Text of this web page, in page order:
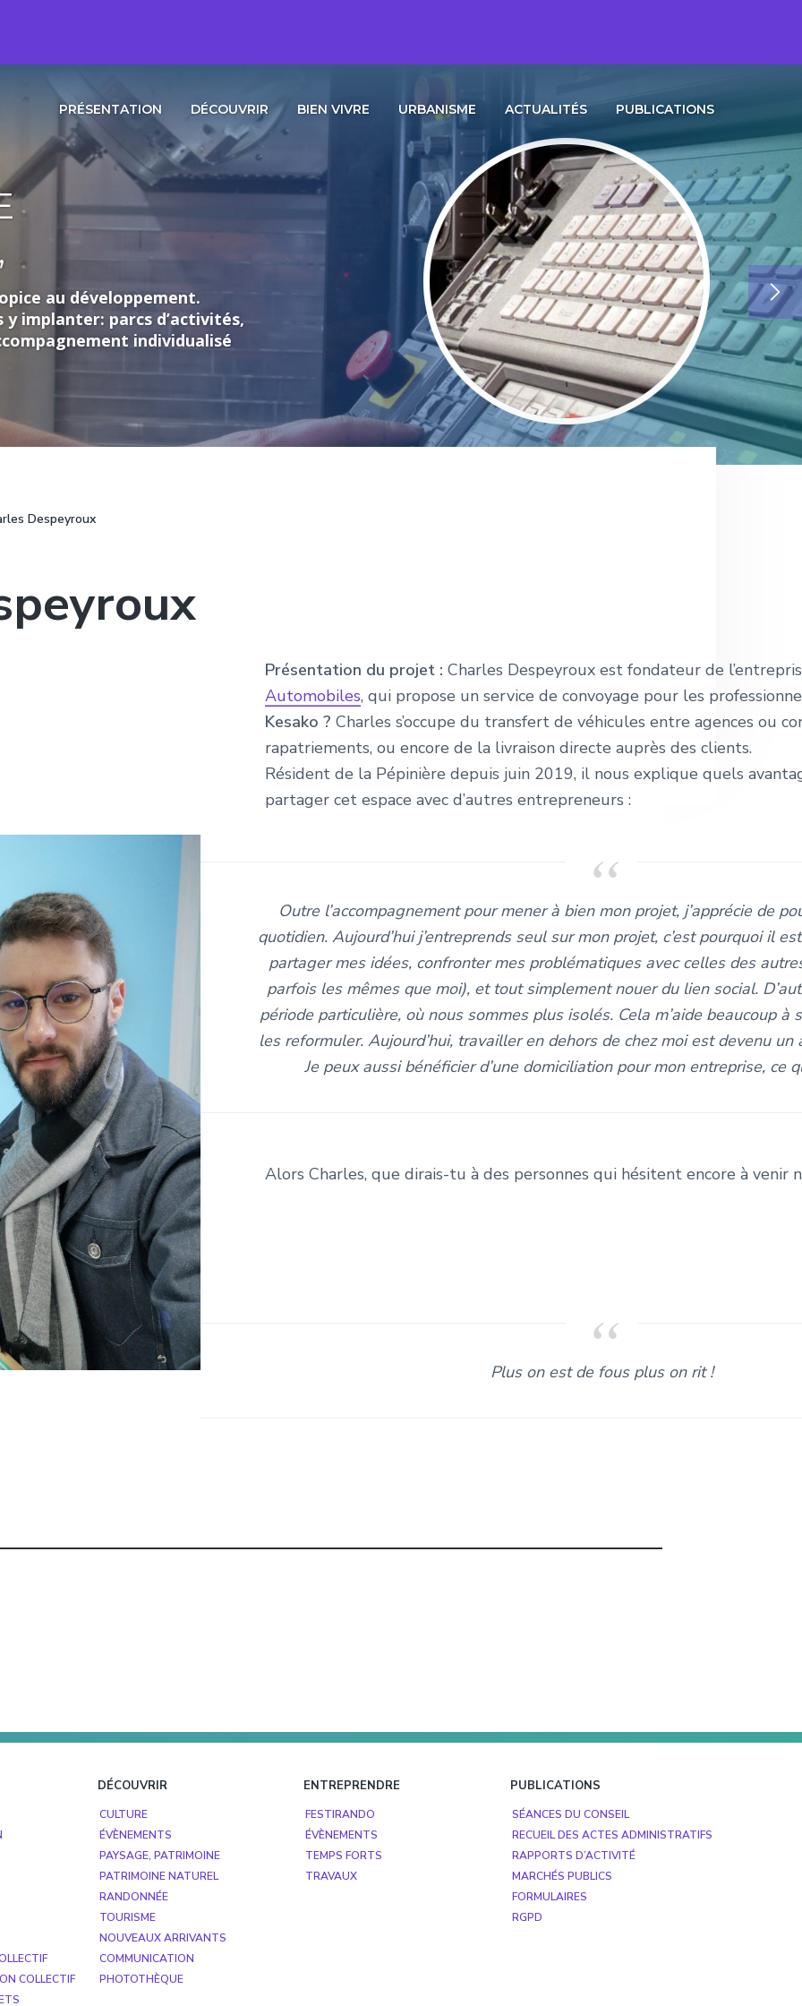
PRÉSENTATION DÉCOUVRIR BIEN VIVRE URBANISME ACTUALITÉS PUBLICATIONS
d’activités,
individualisé
Despeyroux
Présentation du projet : Charles Despeyroux est fondateur de
Automobiles, qui propose un service de convoyage pour les
Kesako ? Charles s’occupe du transfert de véhicules entre agences ou
rapatriements, ou encore de la livraison directe auprès des clients.
Résident de la Pépinière depuis juin 2019, il nous explique quels
partager cet espace avec d’autres entrepreneurs :
Outre l’accompagnement pour mener à bien mon projet, j’apprécie de
quotidien. Aujourd’hui j’entreprends seul sur mon projet, c’est pourquoi il
partager mes idées, confronter mes problématiques avec celles des
parfois les mêmes que moi), et tout simplement nouer du lien social.
période particulière, où nous sommes plus isolés. Cela m’aide beaucoup à
les reformuler. Aujourd’hui, travailler en dehors de chez moi est devenu
Je peux aussi bénéficier d’une domiciliation pour mon entreprise, ce
Alors Charles, que dirais-tu à des personnes qui hésitent encore à venir
Plus on est de fous plus on rit !
COLLECTIF
DÉCOUVRIR
CULTURE
ÉVÈNEMENTS
PAYSAGE, PATRIMOINE
PATRIMOINE NATUREL
RANDONNÉE
TOURISME
NOUVEAUX ARRIVANTS
COMMUNICATION
PHOTOTHÈQUE
ENTREPRENDRE
FESTIRANDO
ÉVÈNEMENTS
TEMPS FORTS
TRAVAUX
PUBLICATIONS
SÉANCES DU CONSEIL
RECUEIL DES ACTES ADMINISTRATIFS
RAPPORTS D’ACTIVITÉ
MARCHÉS PUBLICS
FORMULAIRES
RGPD